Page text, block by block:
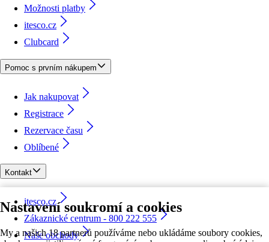
Nastavení soukromí a cookies
My a našich 18 partnerů používáme nebo ukládáme soubory cookies,
Možnosti platby
itesco.cz
Clubcard
Pomoc s prvním nákupem
Jak nakupovat
Registrace
Rezervace času
Oblíbené
Kontakt
itesco.cz
Zákaznické centrum - 800 222 555
Naše obchody